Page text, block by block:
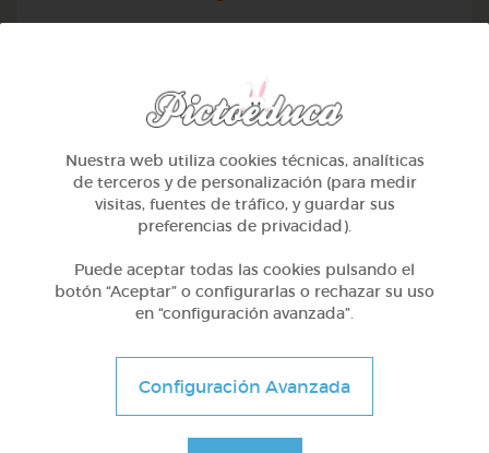
1º Primaria (6-7 años)
Geometría y fotografía
Nuestra web utiliza cookies técnicas, analíticas
de terceros y de personalización (para medir
visitas, fuentes de tráfico, y guardar sus
preferencias de privacidad).
Puede aceptar todas las cookies pulsando el
botón “Aceptar” o configurarlas o rechazar su uso
en “configuración avanzada”.
Configuración Avanzada